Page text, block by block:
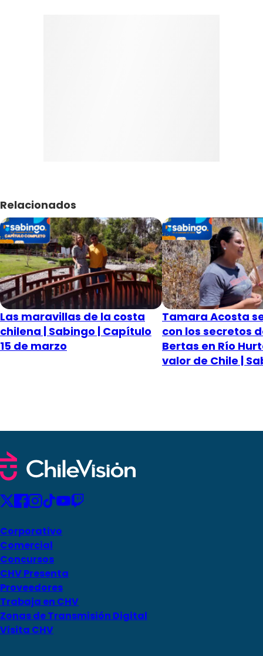
Relacionados
Las maravillas de la costa
chilena | Sabingo | Capítulo
15 de marzo
Tamara Acosta
con los secretos
Bertas en Río
valor de Chile |
Corporativo
Comercial
Concursos
CHV Presenta
Proveedores
Trabaja en CHV
Zonas de Transmisión Digital
Visita CHV